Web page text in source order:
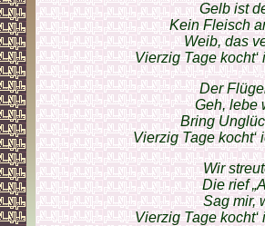
Gelb ist
Kein Fleisch
Weib, das
Vierzig Tage
Der
Geh, lebe
Bring
Vierzig Tage kocht‘
Wir
Die rief
Sag mir,
Vierzig Tage